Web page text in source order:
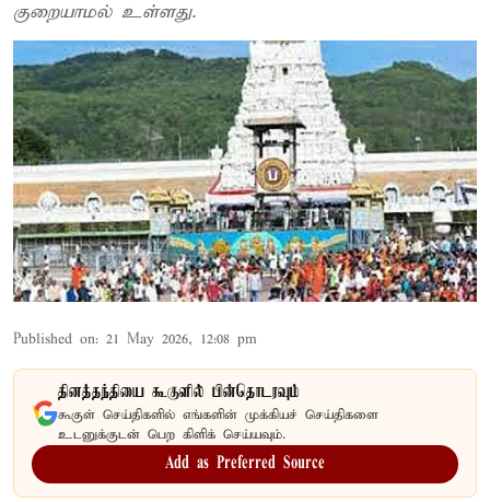
குறையாமல் உள்ளது.
Published on: 21 May 2026, 12:08 pm
தினத்தந்தியை கூகுளில் பின்தொடரவும்
கூகுள் செய்திகளில் எங்களின் முக்கியச் செய்திகளை
உடனுக்குடன் பெற கிளிக் செய்யவும்.
Add as Preferred Source